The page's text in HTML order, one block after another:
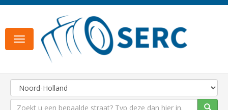
Toggle
navigation